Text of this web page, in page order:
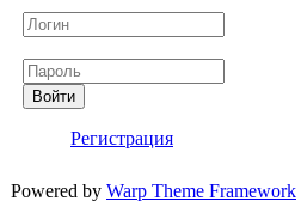
Войти
Регистрация
Powered by Warp Theme Framework